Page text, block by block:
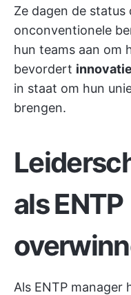
Ze dagen de
onconventionele
hun teams aan om
bevordert innovatie
in staat om hun
brengen.
als ENTP
Als ENTP manager